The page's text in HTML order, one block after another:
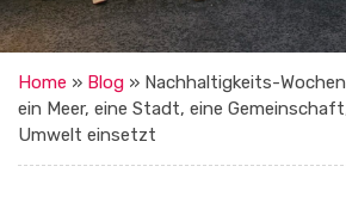
Home » Blog » Nachhaltigkeits-
ein Meer, eine Stadt, eine
Umwelt einsetzt